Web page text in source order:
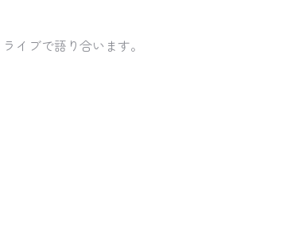
イブで語り合います。